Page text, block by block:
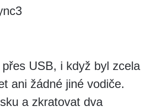
USB, i když byl zcela
ani žádné jiné vodiče.
a zkratovat dva